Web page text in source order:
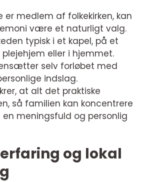
er medlem af folkekirken, kan
være et naturligt valg.
typisk i et kapel, på et
eller i hjemmet.
selv forløbet med
indslag.
at alt det praktiske
så familien kan koncentrere
meningsfuld og personlig
og lokal